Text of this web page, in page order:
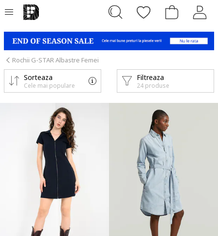
Rochii G-STAR Albastre Femei
Filtreaza
24 produse
Sorteaza
Cele mai populare